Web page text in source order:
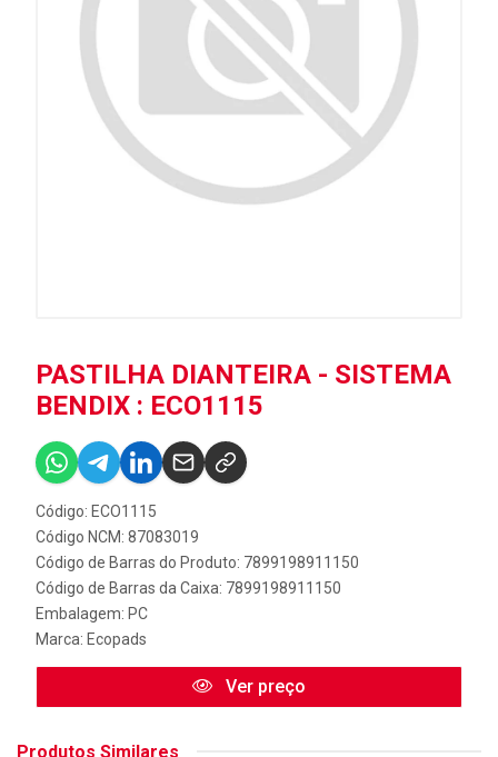
PASTILHA DIANTEIRA - SISTEMA
BENDIX : ECO1115
Código: ECO1115
Código NCM: 87083019
Código de Barras do Produto: 7899198911150
Código de Barras da Caixa: 7899198911150
Embalagem: PC
Marca: Ecopads
Ver preço
Produtos Similares